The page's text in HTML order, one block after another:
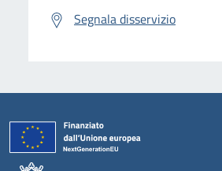
Segnala disservizio